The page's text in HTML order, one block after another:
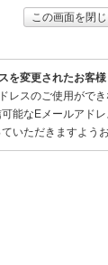
この画面を閉
を変更されたお客様
レスのご使用がで
能なEメールアド
いただきますよう